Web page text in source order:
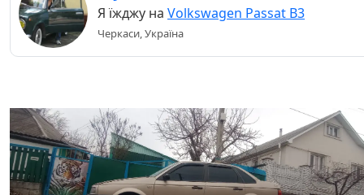
Я їжджу на Volkswagen Passat B3
Черкаси, Україна